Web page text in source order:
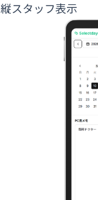
縦スタッフ表示